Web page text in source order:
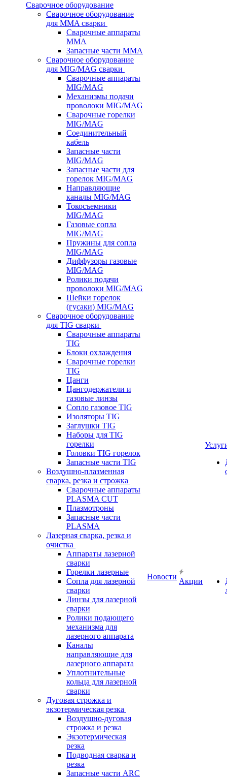
Сварочное оборудование
Сварочное оборудование
для MMA сварки
Сварочные аппараты
MMA
Запасные части MMA
Сварочное оборудование
для MIG/MAG сварки
Сварочные аппараты
MIG/MAG
Механизмы подачи
проволоки MIG/MAG
Сварочные горелки
MIG/MAG
Соединительный
кабель
Запасные части
MIG/MAG
Запасные части для
горелок MIG/MAG
Направляющие
каналы MIG/MAG
Токосъемники
MIG/MAG
Газовые сопла
MIG/MAG
Пружины для сопла
MIG/MAG
Диффузоры газовые
MIG/MAG
Ролики подачи
проволоки MIG/MAG
Шейки горелок
(гусаки) MIG/MAG
Сварочное оборудование
для TIG сварки
Сварочные аппараты
TIG
Блоки охлаждения
Сварочные горелки
TIG
Цанги
Цангодержатели и
газовые линзы
Сопло газовое TIG
Изоляторы TIG
Заглушки TIG
Наборы для TIG
горелки
Головки TIG горелок
Запасные части TIG
Воздушно-плазменная
сварка, резка и строжка
Сварочные аппараты
PLASMA CUT
Плазмотроны
Запасные части
PLASMA
Лазерная сварка, резка и
очистка
Аппараты лазерной
сварки
Горелки лазерные
Сопла для лазерной
сварки
Линзы для лазерной
сварки
Ролики подающего
механизма для
лазерного аппарата
Каналы
направляющие для
лазерного аппарата
Уплотнительные
кольца для лазерной
сварки
Дуговая строжка и
экзотермическая резка
Воздушно-дуговая
строжка и резка
Экзотермическая
резка
Подводная сварка и
резка
Запасные части ARC
Новости
Акции